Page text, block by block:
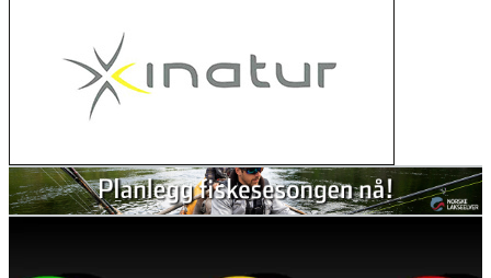
02. mars 2026
Judge sides with salmon against Trump
administration in hydropower ruling
27. februar 2026
Her ser du hvor mye laks og sjøørret